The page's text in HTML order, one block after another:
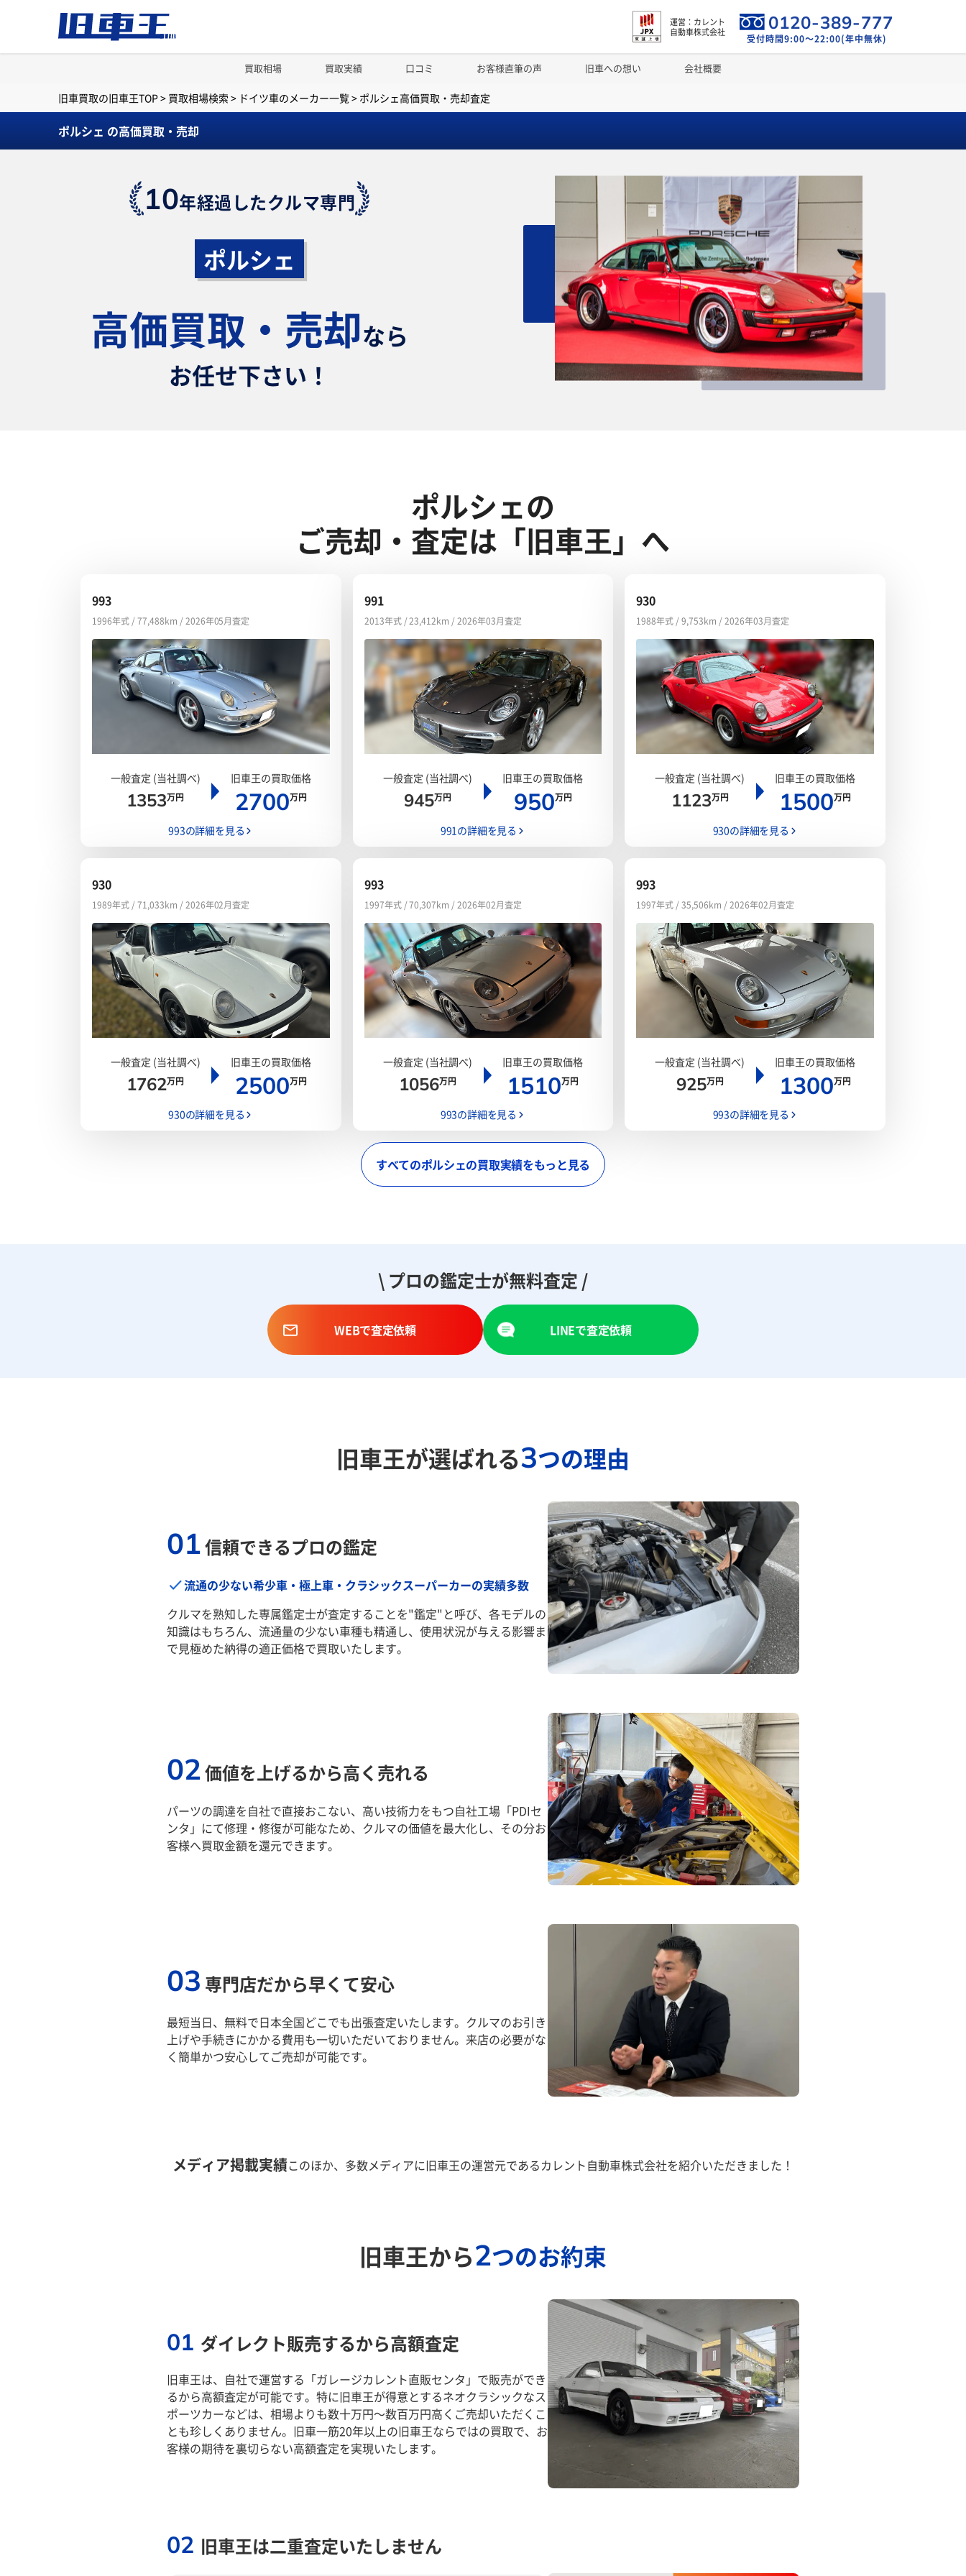
運営：カレント
自動車株式会社
0120-389-777
受付時間9:00～22:00(年中無休)
買取相場 買取実績 口コミ お客様直筆の声 旧車への想い 会社概要
旧車買取の旧車王TOP > 買取相場検索 > ドイツ車のメーカー一覧> ポルシェ高価買取・売却査定
ポルシェ の高価買取・売却
10年経過したクルマ専門
ポルシェ
高価買取・売却なら
お任せ下さい！
ポルシェの
ご売却・査定は「旧車王」へ
993
1996年式 / 77,488km / 2026年05月査定
一般査定 (当社調べ)
1353万円
旧車王の買取価格
2700万円
993の詳細を見る
991
2013年式 / 23,412km / 2026年03月査定
一般査定 (当社調べ)
945万円
旧車王の買取価格
950万円
991の詳細を見る
930
1988年式 / 9,753km / 2026年03月査定
一般査定 (当社調べ)
1123万円
旧車王の買取価格
1500万円
930の詳細を見る
930
1989年式 / 71,033km / 2026年02月査定
一般査定 (当社調べ)
1762万円
旧車王の買取価格
2500万円
930の詳細を見る
993
1997年式 / 70,307km / 2026年02月査定
一般査定 (当社調べ)
1056万円
旧車王の買取価格
1510万円
993の詳細を見る
993
1997年式 / 35,506km / 2026年02月査定
一般査定 (当社調べ)
925万円
旧車王の買取価格
1300万円
993の詳細を見る
すべてのポルシェの買取実績をもっと見る
\ プロの鑑定士が無料査定 /
WEBで査定依頼 LINEで査定依頼
旧車王が選ばれる3つの理由
01信頼できるプロの鑑定
流通の少ない希少車・極上車・クラシックスーパーカーの実績多数
クルマを熟知した専属鑑定士が査定することを"鑑定"と呼び、各モデルの
知識はもちろん、流通量の少ない車種も精通し、使用状況が与える影響ま
で見極めた納得の適正価格で買取いたします。
02価値を上げるから高く売れる
パーツの調達を自社で直接おこない、高い技術力をもつ自社工場「PDIセ
ンタ」にて修理・修復が可能なため、クルマの価値を最大化し、その分お
客様へ買取金額を還元できます。
03 専門店だから早くて安心
最短当日、無料で日本全国どこでも出張査定いたします。クルマのお引き
上げや手続きにかかる費用も一切いただいておりません。来店の必要がな
く簡単かつ安心してご売却が可能です。
メディア掲載実績このほか、多数メディアに旧車王の運営元であるカレント自動車株式会社を紹介いただきました！
旧車王から2つのお約束
01 ダイレクト販売するから高額査定
旧車王は、自社で運営する「ガレージカレント直販センタ」で販売ができ
るから高額査定が可能です。特に旧車王が得意とするネオクラシックなス
ポーツカーなどは、相場よりも数十万円～数百万円高くご売却いただくこ
とも珍しくありません。旧車一筋20年以上の旧車王ならではの買取で、お
客様の期待を裏切らない高額査定を実現いたします。
02 旧車王は二重査定いたしません